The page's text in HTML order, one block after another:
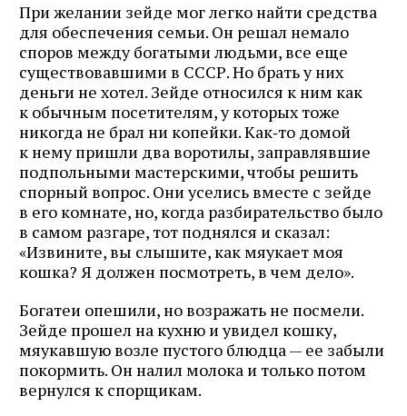
При желании зейде мог легко найти средства
для обеспечения семьи. Он решал немало
споров между богатыми людьми, все еще
существовавшими в СССР. Но брать у них
деньги не хотел. Зейде относился к ним как
к обычным посетителям, у которых тоже
никогда не брал ни копейки. Как‑то домой
к нему пришли два воротилы, заправлявшие
подпольными мастерскими, чтобы решить
спорный вопрос. Они уселись вместе с зейде
в его комнате, но, когда разбирательство было
в самом разгаре, тот поднялся и сказал:
«Извините, вы слышите, как мяукает моя
кошка? Я должен посмотреть, в чем дело».
Богатеи опешили, но возражать не посмели.
Зейде прошел на кухню и увидел кошку,
мяукавшую возле пустого блюдца — ее забыли
покормить. Он налил молока и только потом
вернулся к спорщикам.